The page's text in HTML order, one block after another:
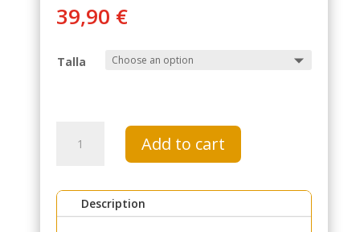
39,90 €
Talla
diseño
Add to cart
Description